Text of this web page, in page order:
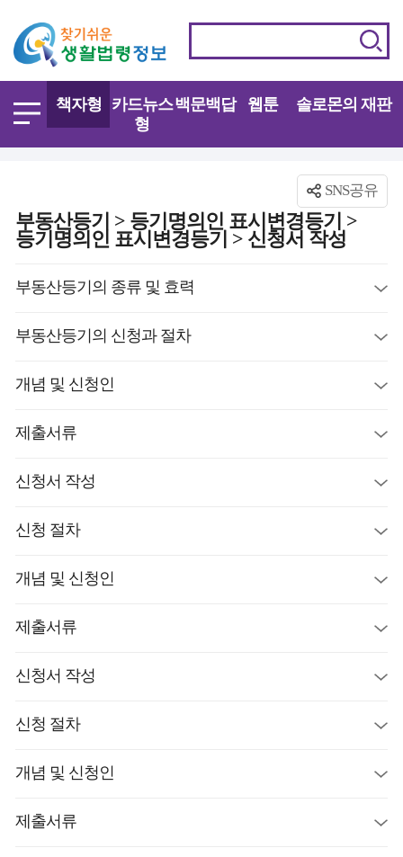
책자형
카드뉴스
형
백문백답 웹툰 솔로몬의 재판
SNS공유
부동산등기 > 등기명의인 표시변경등기 >
등기명의인 표시변경등기 > 신청서 작성
부동산등기의 종류 및 효력
부동산등기의 신청과 절차
개념 및 신청인
제출서류
신청서 작성
신청 절차
개념 및 신청인
제출서류
신청서 작성
신청 절차
개념 및 신청인
제출서류